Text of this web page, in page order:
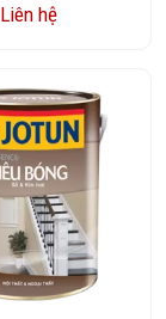
Liên hệ